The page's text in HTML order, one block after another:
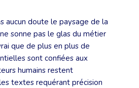
aucun doute le paysage de la
sonne pas le glas du métier
que de plus en plus de
sont confiées aux
humains restent
textes requérant précision